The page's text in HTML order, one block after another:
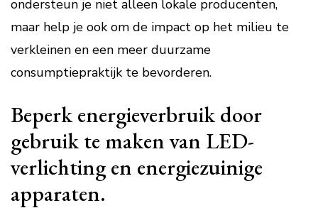
ondersteun je niet alleen lokale producenten,
maar help je ook om de impact op het milieu te
verkleinen en een meer duurzame
consumptiepraktijk te bevorderen.
Beperk energieverbruik door
gebruik te maken van LED-
verlichting en energiezuinige
apparaten.